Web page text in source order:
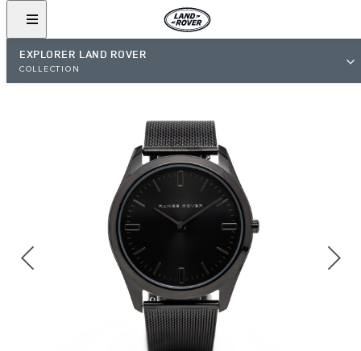
EXPLORER LAND ROVER
COLLECTION